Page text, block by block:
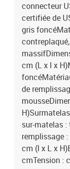
connecteur
certifiée de
gris
cm (L x l x
de
sur-matelas
remplissage
cm (l x L x
cmTension :